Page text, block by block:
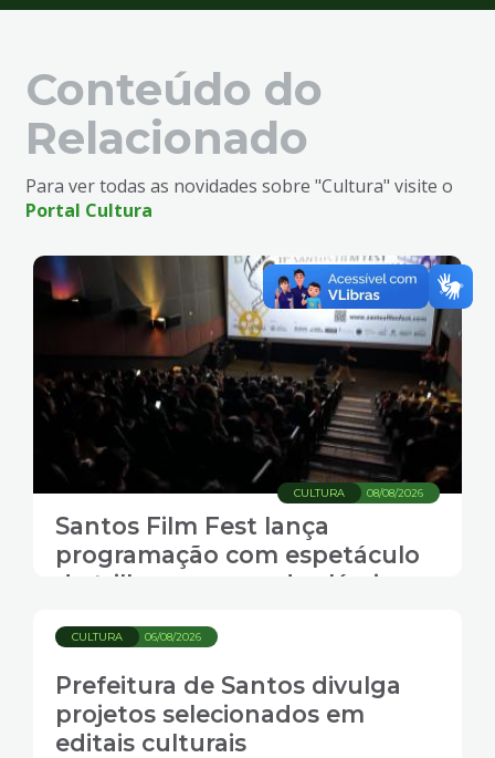
Conteúdo do
Relacionado
Para ver todas as novidades sobre "Cultura" visite o
Portal Cultura
08/08/2026
CULTURA
Santos Film Fest lança
programação com espetáculo
de trilhas sonoras de clássicos
06/08/2026
CULTURA
Prefeitura de Santos divulga
projetos selecionados em
editais culturais